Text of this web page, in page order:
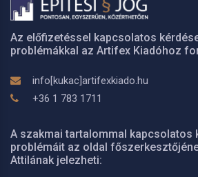
Az előfizetéssel kapcsolatos
problémákkal az Artifex Kiadóhoz
info[kukac]artifexkiado.hu
+36 1 783 1711
A szakmai tartalommal kapcsolatos
problémáit az oldal
Attilának jelezheti: